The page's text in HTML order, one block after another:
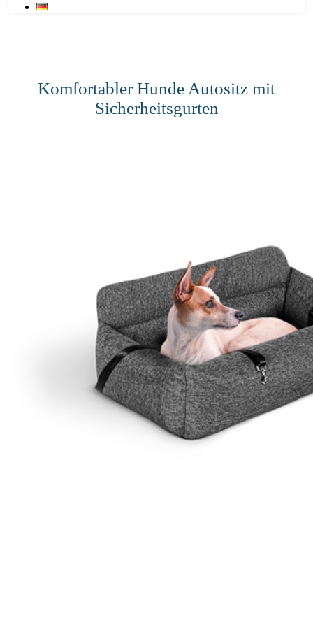
Komfortabler Hunde Autositz mit
Sicherheitsgurten